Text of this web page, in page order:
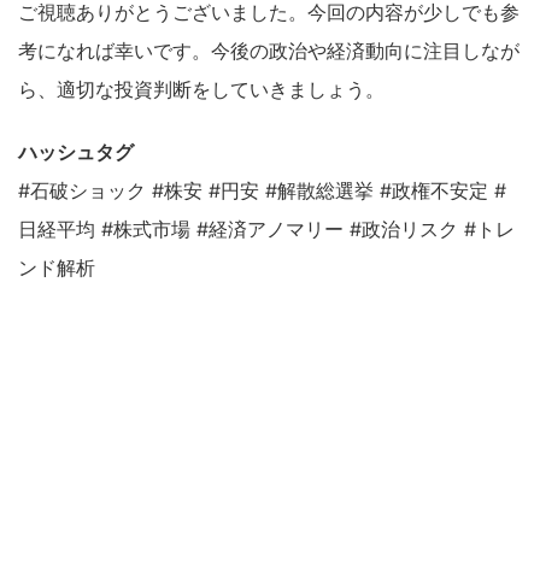
ご視聴ありがとうございました。今回の内容が少しでも参
考になれば幸いです。今後の政治や経済動向に注目しなが
ら、適切な投資判断をしていきましょう。
ハッシュタグ
#石破ショック #株安 #円安 #解散総選挙 #政権不安定 #
日経平均 #株式市場 #経済アノマリー #政治リスク #トレ
ンド解析